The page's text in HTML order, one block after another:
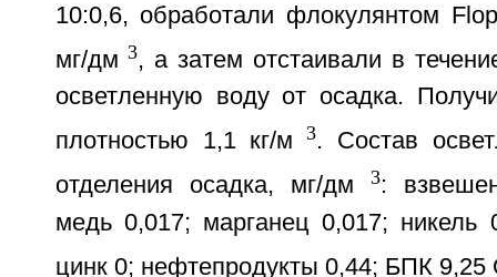
10:0,6, обработали флокулянтом
мг/дм 3, а затем отстаивали в
осветленную воду от осадка.
плотностью 1,1 кг/м 3. Состав
отделения осадка, мг/дм 3:
медь 0,017; марганец 0,017; никель
цинк 0; нефтепродукты 0,44; БПК 9,25